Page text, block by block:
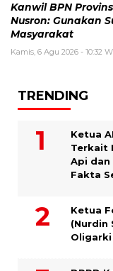
Kanwil BPN
Nusron: Gunakan
Masyarakat
Kamis, 6 Agu 2026 - 10:32
TRENDING
Ketua
Terkait
Api dan
Fakta
Ketua
(Nurdin
Oligarki